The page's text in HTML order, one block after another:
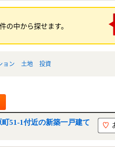
件の中から探せます。
ョン 土地 投資
51-1付近の新築一戸建て